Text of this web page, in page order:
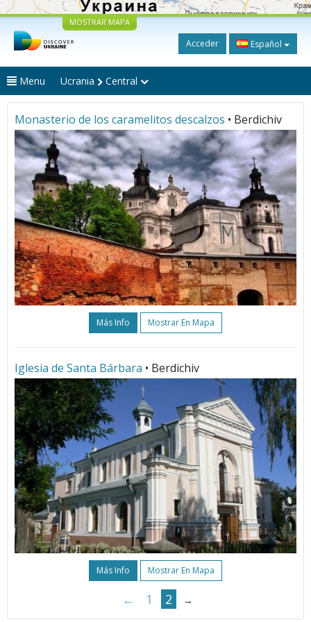
MOSTRAR MAPA
Acceder Español
Menu Ucrania Central
Monasterio de los caramelitos descalzos • Berdichiv
Más Info Mostrar En Mapa
Iglesia de Santa Bárbara • Berdichiv
Más Info Mostrar En Mapa
← 1 2 →